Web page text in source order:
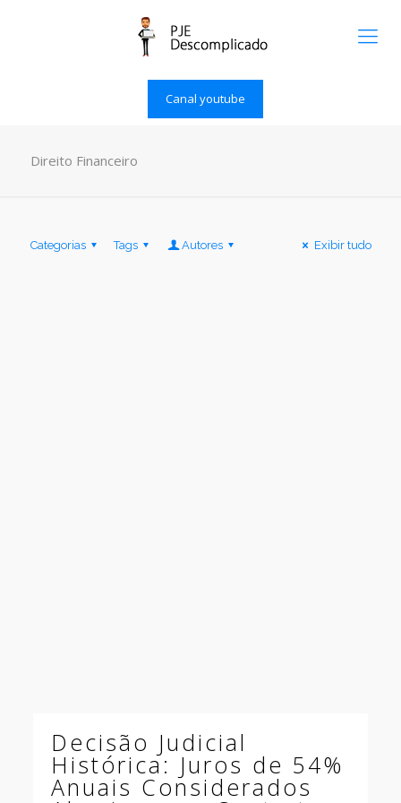
Canal youtube
Direito Financeiro
Categorias Tags Autores Exibir tudo
Decisão Judicial
Histórica: Juros de 54%
Anuais Considerados